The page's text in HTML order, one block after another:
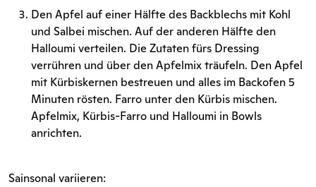
Den Apfel auf einer Hälfte des Backblechs mit Kohl
und Salbei mischen. Auf der anderen Hälfte den
Halloumi verteilen. Die Zuta­ten fürs Dressing
verrühren und über den Apfelmix träufeln. Den Apfel
mit Kürbiskernen bestreuen und alles im Backofen 5
Minuten rösten. Farro unter den Kürbis mischen.
Apfelmix, Kürbis-Farro und Halloumi in Bowls
anrichten.
Sainsonal variieren: